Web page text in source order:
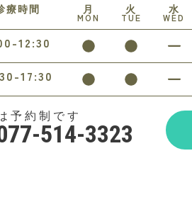
療時間 月
MON
火
TUE
水
WED
12:30
17:30
予約制です
514-3323